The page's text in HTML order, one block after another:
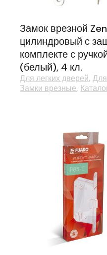
Замок врезной
цилиндровый с
комплекте с
(белый), 4 кл.
Для легких дверей
Замки врезные